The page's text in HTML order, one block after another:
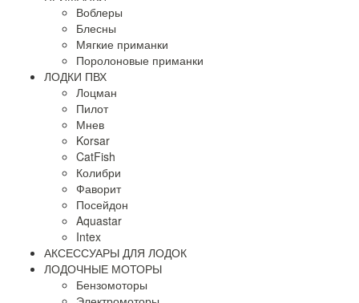
Воблеры
Блесны
Мягкие приманки
Поролоновые приманки
ЛОДКИ ПВХ
Лоцман
Пилот
Мнев
Korsar
CatFish
Колибри
Фаворит
Посейдон
Aquastar
Intex
АКСЕССУАРЫ ДЛЯ ЛОДОК
ЛОДОЧНЫЕ МОТОРЫ
Бензомоторы